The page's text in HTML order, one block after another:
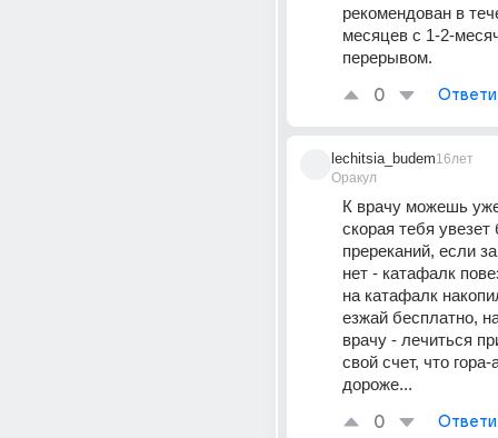
рекомендован в
месяцев с 1-2-
перерывом.
0
lechitsia_budem
Оракул
16лет
К врачу можешь
скорая тебя увезет
пререканий, если
нет - катафалк
на катафалк
езжай бесплатно,
врачу - лечиться
свой счет, что
дороже...
0